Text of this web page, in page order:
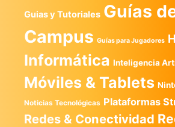
Guias y Tutoriales Guías
Campus Guías para Jugadores
Informática Inteligencia
Móviles & Tablets
Noticias Tecnológicas Plataformas
Redes & Conectividad